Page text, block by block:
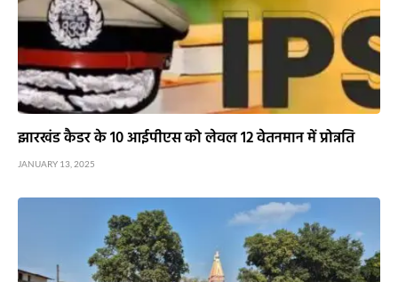
झारखंड कैडर के 10 आईपीएस को लेवल 12 वेतनमान में प्रोन्नति
JANUARY 13, 2025